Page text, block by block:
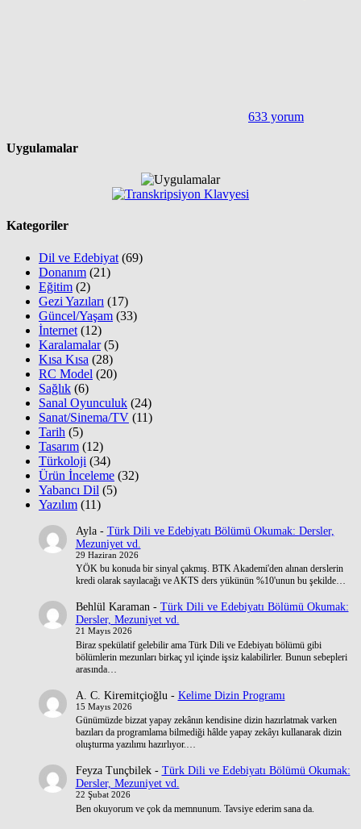
633 yorum
Uygulamalar
Kategoriler
Dil ve Edebiyat (69)
Donanım (21)
Eğitim (2)
Gezi Yazıları (17)
Güncel/Yaşam (33)
İnternet (12)
Karalamalar(5)
Kısa Kısa (28)
RC Model (20)
Sağlık (6)
Sanal Oyunculuk (24)
Sanat/Sinema/TV (11)
Tarih (5)
Tasarım (12)
Türkoloji (34)
Ürün İnceleme (32)
Yabancı Dil (5)
Yazılım (11)
Ayla- Türk Dili ve Edebiyatı Bölümü Okumak: Dersler,
Mezuniyet vd.
29 Haziran 2026
YÖK bu konuda bir sinyal çakmış. BTK Akademi'den alınan derslerin
kredi olarak sayılacağı ve AKTS ders yükünün %10'unun bu şekilde…
Behlül Karaman- Türk Dili ve Edebiyatı Bölümü Okumak:
Dersler, Mezuniyet vd.
21 Mayıs 2026
Biraz spekülatif gelebilir ama Türk Dili ve Edebiyatı bölümü gibi
bölümlerin mezunları birkaç yıl içinde işsiz kalabilirler. Bunun sebepleri
arasında…
A. C. Kiremitçioğlu - Kelime Dizin Programı
15 Mayıs 2026
Günümüzde bizzat yapay zekânın kendisine dizin hazırlatmak varken
bazıları da programlama bilmediği hâlde yapay zekâyı kullanarak dizin
oluşturma yazılımı hazırlıyor.…
Feyza Tunçbilek- Türk Dili ve Edebiyatı Bölümü Okumak:
Dersler, Mezuniyet vd.
22 Şubat 2026
Ben okuyorum ve çok da memnunum. Tavsiye ederim sana da.